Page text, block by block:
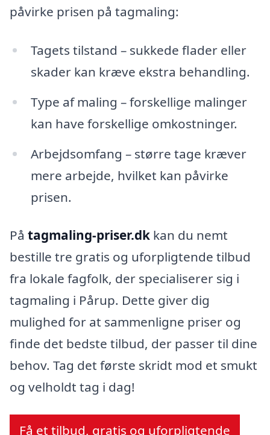
påvirke prisen på tagmaling:
Tagets tilstand – sukkede flader eller
skader kan kræve ekstra behandling.
Type af maling – forskellige malinger
kan have forskellige omkostninger.
Arbejdsomfang – større tage kræver
mere arbejde, hvilket kan påvirke
prisen.
På tagmaling-priser.dk kan du nemt
bestille tre gratis og uforpligtende tilbud
fra lokale fagfolk, der specialiserer sig i
tagmaling i Pårup. Dette giver dig
mulighed for at sammenligne priser og
finde det bedste tilbud, der passer til dine
behov. Tag det første skridt mod et smukt
og velholdt tag i dag!
Få et tilbud, gratis og uforpligtende